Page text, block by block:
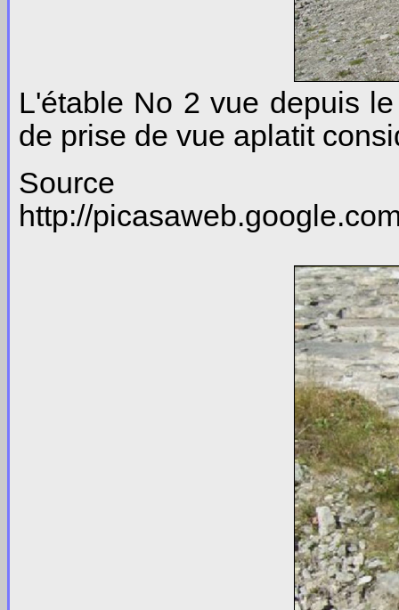
L'étable No 2 vue depuis
de prise de vue aplatit
http://